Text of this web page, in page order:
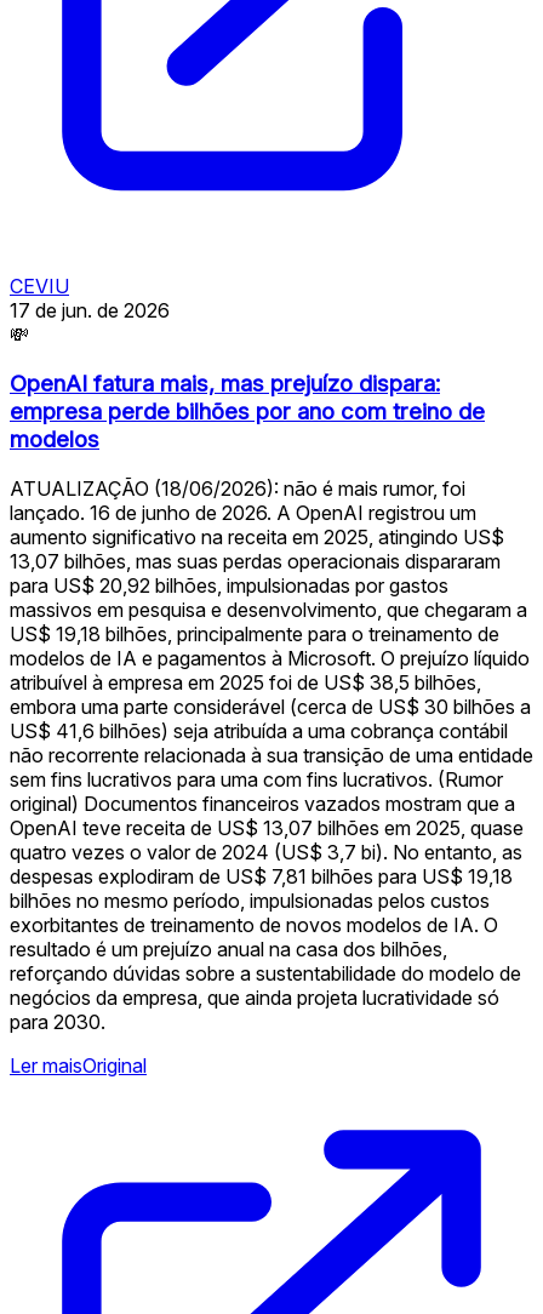
CEVIU
17 de jun. de 2026
💸
OpenAI fatura mais, mas prejuízo dispara:
empresa perde bilhões por ano com treino de
modelos
ATUALIZAÇÃO (18/06/2026): não é mais rumor, foi
lançado. 16 de junho de 2026. A OpenAI registrou um
aumento significativo na receita em 2025, atingindo US$
13,07 bilhões, mas suas perdas operacionais dispararam
para US$ 20,92 bilhões, impulsionadas por gastos
massivos em pesquisa e desenvolvimento, que chegaram a
US$ 19,18 bilhões, principalmente para o treinamento de
modelos de IA e pagamentos à Microsoft. O prejuízo líquido
atribuível à empresa em 2025 foi de US$ 38,5 bilhões,
embora uma parte considerável (cerca de US$ 30 bilhões a
US$ 41,6 bilhões) seja atribuída a uma cobrança contábil
não recorrente relacionada à sua transição de uma entidade
sem fins lucrativos para uma com fins lucrativos. (Rumor
original) Documentos financeiros vazados mostram que a
OpenAI teve receita de US$ 13,07 bilhões em 2025, quase
quatro vezes o valor de 2024 (US$ 3,7 bi). No entanto, as
despesas explodiram de US$ 7,81 bilhões para US$ 19,18
bilhões no mesmo período, impulsionadas pelos custos
exorbitantes de treinamento de novos modelos de IA. O
resultado é um prejuízo anual na casa dos bilhões,
reforçando dúvidas sobre a sustentabilidade do modelo de
negócios da empresa, que ainda projeta lucratividade só
para 2030.
Ler maisOriginal